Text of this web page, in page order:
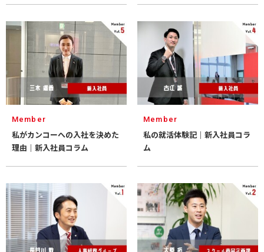
Member
私がカンコーへの入社を決めた
理由｜新入社員コラム
Member
私の就活体験記｜新入社員コラ
ム